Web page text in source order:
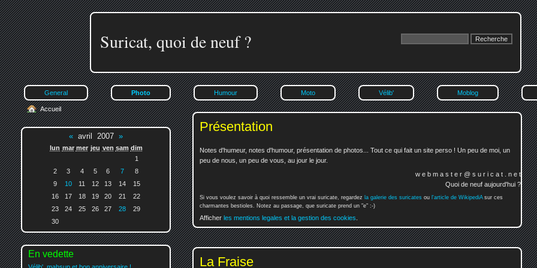
Suricat, quoi de neuf ?
General Photo Humour Moto Vélib' Moblog
Présentation
Notes d'humeur, notes d'humour, présentation de photos... Tout ce qui fait un site perso ! Un peu de moi, un
peu de nous, un peu de vous, au jour le jour.
w e b m a s t e r @ s u r i c a t . n e t
Quoi de neuf aujourd'hui ?
Si vous voulez savoir à quoi ressemble un vrai suricate, regardez la galerie des suricates ou l'article de WikipediAsur ces
charmantes bestioles. Notez au passage, que suricate prend un "e" :-)
Afficher les mentions legales et la gestion des cookies
La Fraise
Accueil
« avril 2007 »
lun mar mer jeu ven sam dim
1
2
3 4 5 6 7
8
9
10 11 12 13 14
15
16
17 18 19 20 21
22
23
24 25 26 27 28
29
30
En vedette